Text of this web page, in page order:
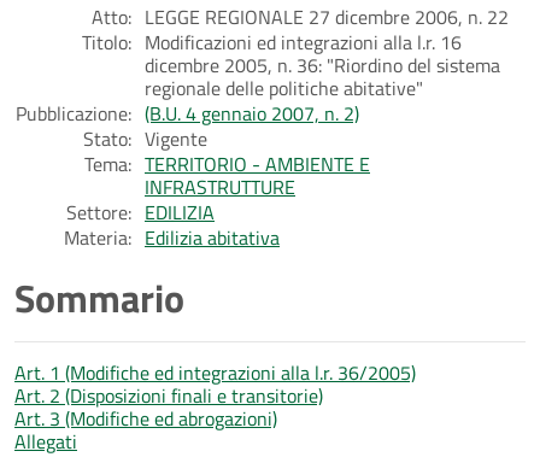
Atto: LEGGE REGIONALE 27 dicembre 2006, n. 22
Titolo: Modificazioni ed integrazioni alla l.r. 16
dicembre 2005, n. 36: "Riordino del sistema
regionale delle politiche abitative"
Pubblicazione: (B.U. 4 gennaio 2007, n. 2)
Stato: Vigente
Tema: TERRITORIO - AMBIENTE E
INFRASTRUTTURE
Settore: EDILIZIA
Materia: Edilizia abitativa
Sommario
Art. 1 (Modifiche ed integrazioni alla l.r. 36/2005)
Art. 2 (Disposizioni finali e transitorie)
Art. 3 (Modifiche ed abrogazioni)
Allegati